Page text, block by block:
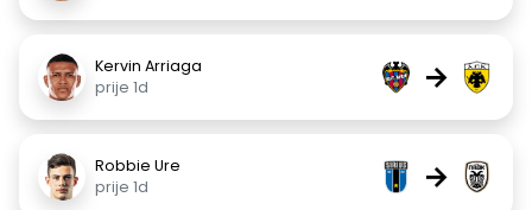
Kervin Arriaga
prije 1d
→
Robbie Ure
prije 1d
→